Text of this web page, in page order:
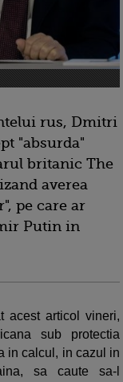
rus, Dmitri
"absurda"
britanic The
averea
pe care ar
Putin in
acest articol vineri,
sub protectia
in calcul, in cazul in
sa caute sa-l